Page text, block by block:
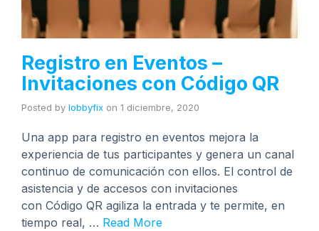
Registro en Eventos –
Invitaciones con Código QR
Posted by lobbyfix on 1 diciembre, 2020
Una app para registro en eventos mejora la
experiencia de tus participantes y genera un canal
continuo de comunicación con ellos. El control de
asistencia y de accesos con invitaciones
con Código QR agiliza la entrada y te permite, en
tiempo real, … Read More